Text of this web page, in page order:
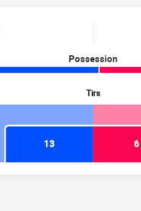
Possession
Tirs
13
6